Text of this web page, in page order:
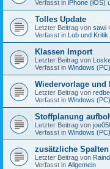
Verfasst in iPhone (iOS)
Tolles Update
Letzter Beitrag von sawi
Verfasst in Lob und Kritik
Klassen Import
Letzter Beitrag von
Verfasst in Windows
Wiedervorlage und
Letzter Beitrag von
Verfasst in Windows
Stoffplanung
Letzter Beitrag von
Verfasst in Windows
zusätzliche
Letzter Beitrag von
Verfasst in Allgemein